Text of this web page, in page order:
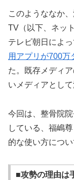
このようななか
TV（以下、ネッ
テレビ朝日によ
用アプリが700万
た。既存メディ
いメディアとし
今回は、整骨院
している、福嶋
的な使い方につい
■攻勢の理由は